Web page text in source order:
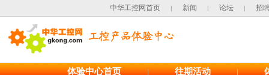
中华工控网首页 | 新闻 | 论坛 | 招
体验中心首页 | 往期活动 |